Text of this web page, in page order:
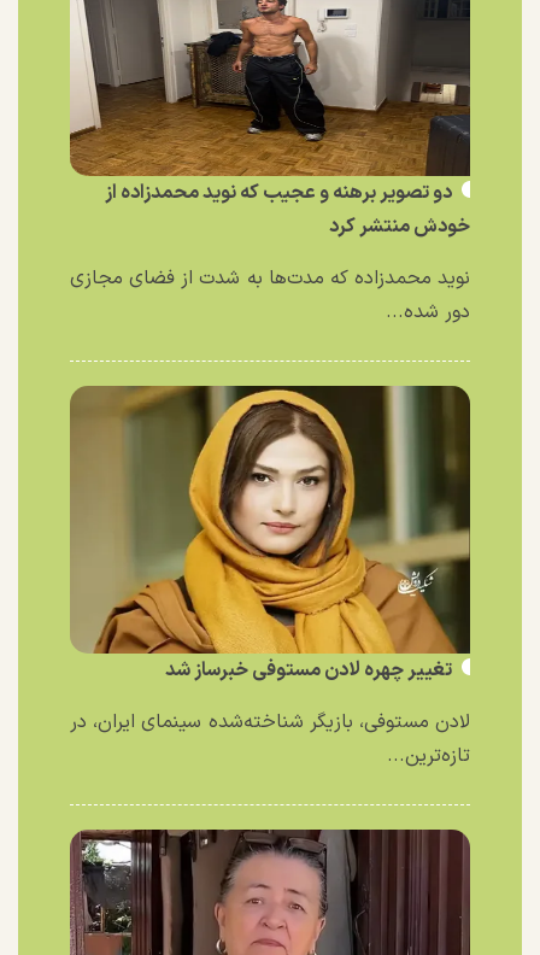
دو تصویر برهنه و عجیب که نوید محمدزاده از
خودش منتشر کرد
نوید محمدزاده که مدت‌ها به شدت از فضای مجازی
دور شده...
تغییر چهره لادن مستوفی خبرساز شد
لادن مستوفی، بازیگر شناخته‌شده سینمای ایران، در
تازه‌ترین...